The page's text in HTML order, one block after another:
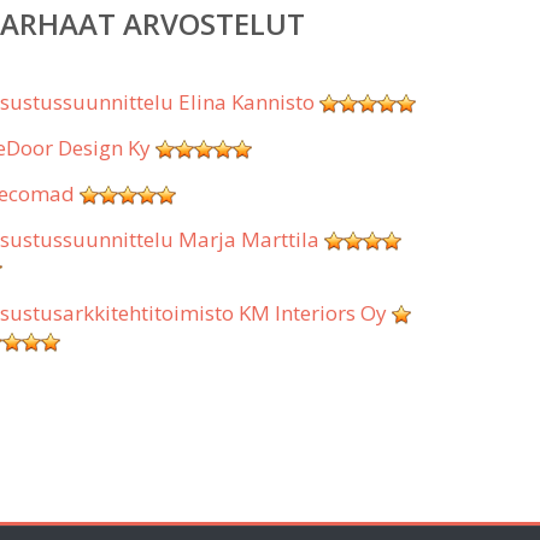
ARVOSTELUT
Elina Kannisto
Design Ky
Marja Marttila
KM Interiors Oy